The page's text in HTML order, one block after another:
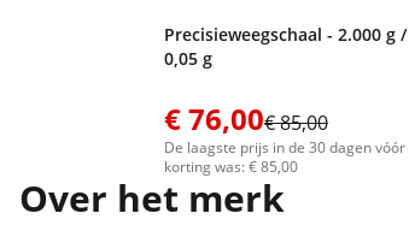
Precisieweegschaal - 2.000 g /
0,05 g
€ 76,00€ 85,00
De laagste prijs in de 30 dagen vóór
korting was: € 85,00
Over het merk